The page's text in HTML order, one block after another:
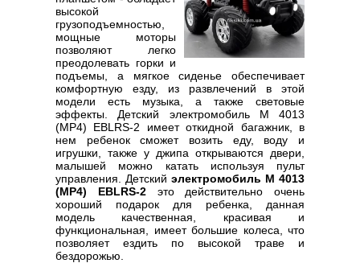
высокой
грузоподъемностью,
мощные моторы
позволяют легко
преодолевать горки и
подъемы, а мягкое сиденье обеспечивает
комфортную езду, из развлечений в этой
модели есть музыка, а также световые
эффекты. Детский электромобиль M 4013
(MP4) EBLRS-2 имеет откидной багажник, в
нем ребенок сможет возить еду, воду и
игрушки, также у джипа открываются двери,
малышей можно катать используя пульт
управления. Детский электромобиль M 4013
(MP4) EBLRS-2это действительно очень
хороший подарок для ребенка, данная
модель качественная, красивая и
функциональная, имеет большие колеса, что
позволяет ездить по высокой траве и
бездорожью.